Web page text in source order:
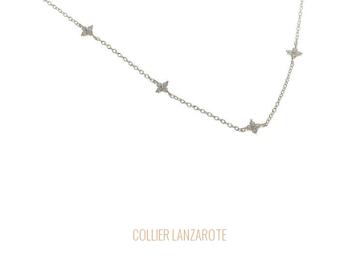
COLLIER LANZAROTE